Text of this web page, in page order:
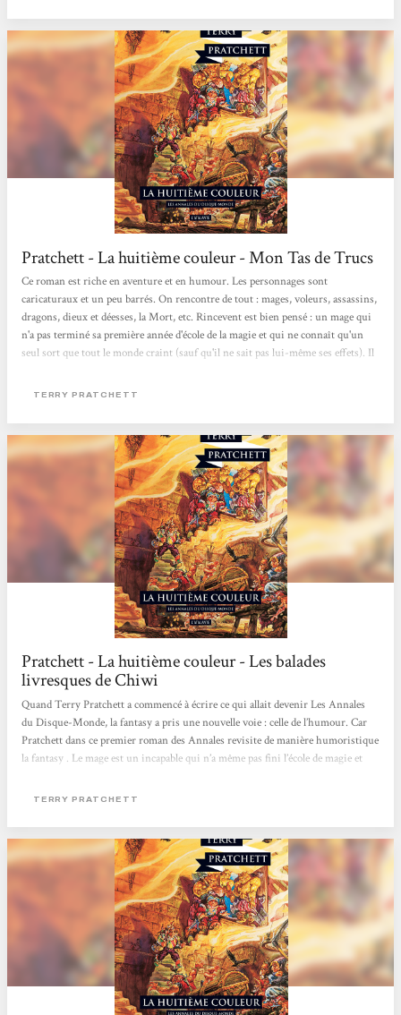
passé ? Une première partie nous présente donc le mage...
Pratchett - La huitième couleur - Mon Tas de Trucs
Ce roman est riche en aventure et en humour. Les personnages sont
caricaturaux et un peu barrés. On rencontre de tout : mages, voleurs, assassins,
dragons, dieux et déesses, la Mort, etc. Rincevent est bien pensé : un mage qui
n'a pas terminé sa première année d'école de la magie et qui ne connaît qu'un
seul sort que tout le monde craint (sauf qu'il ne sait pas lui-même ses effets). Il
froussard et pourtant aventureux malgré lui. Quant à DeuxFleurs, c'est un
TERRY PRATCHETT
Pratchett - La huitième couleur - Les balades
livresques de Chiwi
Quand Terry Pratchett a commencé à écrire ce qui allait devenir Les Annales
du Disque-Monde, la fantasy a pris une nouvelle voie : celle de l’humour. Car
Pratchett dans ce premier roman des Annales revisite de manière humoristique
la fantasy . Le mage est un incapable qui n’a même pas fini l’école de magie et
muscles qui pense peu, pour qui le choix ne se résume qu’à une alternative et à
Deuxfleurs, le touriste. Il récupère toutes...
TERRY PRATCHETT